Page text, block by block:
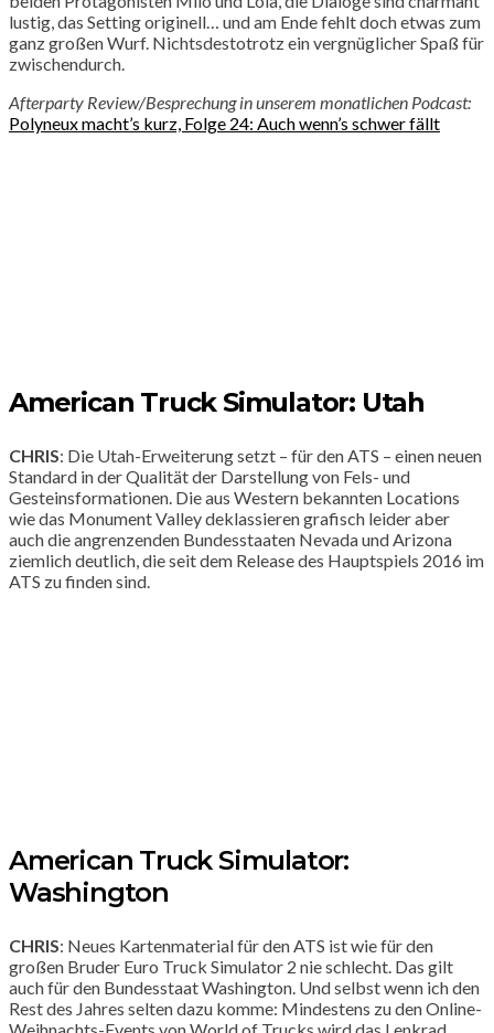
lustig, das Setting originell… und am Ende fehlt doch etwas zum
ganz großen Wurf. Nichtsdestotrotz ein vergnüglicher Spaß für
zwischendurch.
Afterparty Review/Besprechung in unserem monatlichen Podcast:
Polyneux macht’s kurz, Folge 24: Auch wenn’s schwer fällt
American Truck Simulator: Utah
CHRIS: Die Utah-Erweiterung setzt – für den ATS – einen neuen
Standard in der Qualität der Darstellung von Fels- und
Gesteinsformationen. Die aus Western bekannten Locations
wie das Monument Valley deklassieren grafisch leider aber
auch die angrenzenden Bundesstaaten Nevada und Arizona
ziemlich deutlich, die seit dem Release des Hauptspiels 2016 im
ATS zu finden sind.
American Truck Simulator:
Washington
CHRIS: Neues Kartenmaterial für den ATS ist wie für den
großen Bruder Euro Truck Simulator 2 nie schlecht. Das gilt
auch für den Bundesstaat Washington. Und selbst wenn ich den
Rest des Jahres selten dazu komme: Mindestens zu den Online-
Weihnachts-Events von World of Trucks wird das Lenkrad